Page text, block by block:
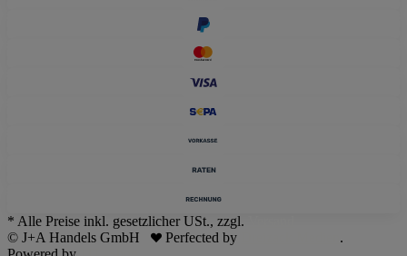
* Alle Preise inkl. gesetzlicher USt., zzgl.
© J+A Handels GmbH
Perfected by
.